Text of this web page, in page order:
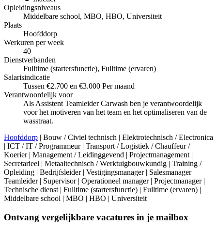
Opleidingsniveaus
Middelbare school, MBO, HBO, Universiteit
Plaats
Hoofddorp
Werkuren per week
40
Dienstverbanden
Fulltime (startersfunctie), Fulltime (ervaren)
Salarisindicatie
Tussen €2.700 en €3.000 Per maand
Verantwoordelijk voor
Als Assistent Teamleider Carwash ben je verantwoordelijk
voor het motiveren van het team en het optimaliseren van de
wasstraat.
Hoofddorp | Bouw / Civiel technisch | Elektrotechnisch / Electronica
| ICT / IT / Programmeur | Transport / Logistiek / Chauffeur /
Koerier | Management / Leidinggevend | Projectmanagement |
Secretarieel | Metaaltechnisch / Werktuigbouwkundig | Training /
Opleiding | Bedrijfsleider | Vestigingsmanager | Salesmanager |
Teamleider | Supervisor | Operationeel manager | Projectmanager |
Technische dienst | Fulltime (startersfunctie) | Fulltime (ervaren) |
Middelbare school | MBO | HBO | Universiteit
Ontvang vergelijkbare vacatures in je mailbox